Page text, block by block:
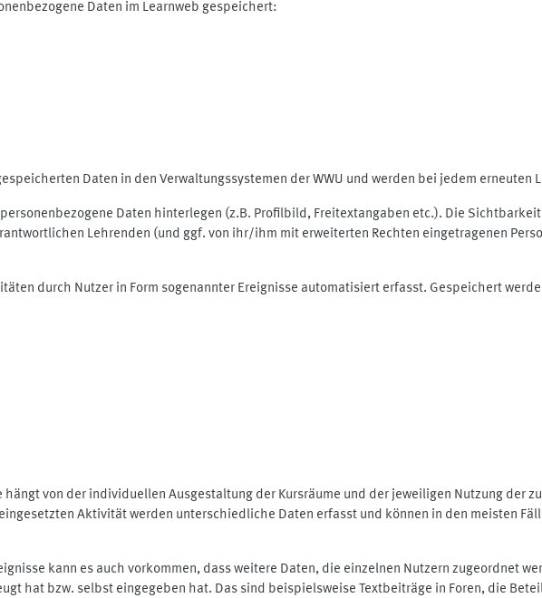
Daten im Learnweb gespeichert:
Daten in den Verwaltungssystemen der WWU und werden bei jedem erneuten
Daten hinterlegen (z.B. Profilbild, Freitextangaben etc.). Die
Lehrenden (und ggf. von ihr/ihm mit erweiterten Rechten eingetragenen
durch Nutzer in Form sogenannter Ereignisse automatisiert erfasst. Gespeichert
von der individuellen Ausgestaltung der Kursräume und der jeweiligen Nutzung der
Aktivität werden unterschiedliche Daten erfasst und können in den meisten
kann es auch vorkommen, dass weitere Daten, die einzelnen Nutzern zugeordnet
hat bzw. selbst eingegeben hat. Das sind beispielsweise Textbeiträge in Foren, die